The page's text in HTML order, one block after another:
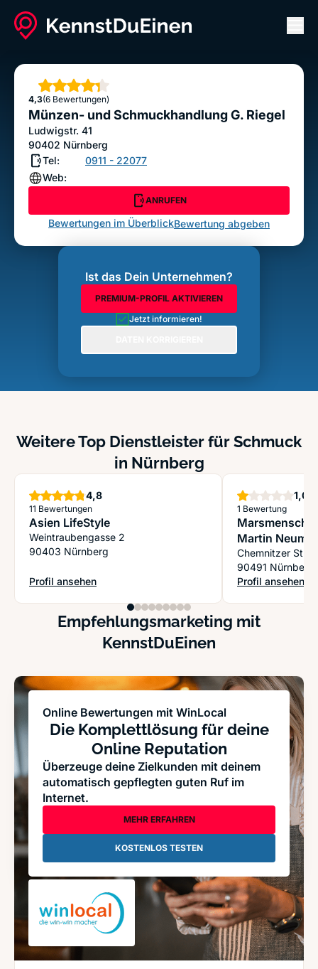
Münzen- und Schmuckhandlung G. Riegel
4,3
Sterne
(6 Bewertungen)
Münzen- und Schmuckhandlung G. Riegel
Ludwigstr. 41
90402 Nürnberg
Tel:
0911 - 22077
Web:
ANRUFEN
Bewertungen im ÜberblickBewertung abgeben
Ist das Dein Unternehmen?
PREMIUM-PROFIL AKTIVIEREN
Jetzt informieren!
Weitere Top Dienstleister für Schmuck
in Nürnberg
4,8Sterne
11 Bewertungen
Asien LifeStyle
Weintraubengasse 2
90403 Nürnberg
Profil ansehen
: Asien LifeStyle
1,0
1 Bewertung
Marsmensch
Martin
Chemnitzer Str 1
90491 Nürnberg
Profil ansehen
: Marsmensch
Empfehlungsmarketing mit
KennstDuEinen
Online Bewertungen mit WinLocal
Die Komplettlösung für deine
Online Reputation
Überzeuge deine Zielkunden mit deinem
automatisch gepflegten guten Ruf im
Internet.
MEHR ERFAHREN
KOSTENLOS TESTEN